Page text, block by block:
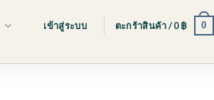
เข้าสู่ระบบ ตะกร้าสินค้า /0฿ 0